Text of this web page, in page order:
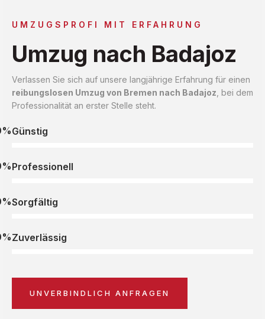
UMZUGSPROFI MIT ERFAHRUNG
Umzug nach Badajoz
Verlassen Sie sich auf unsere langjährige Erfahrung für einen
reibungslosen Umzug von Bremen nach Badajoz , bei dem
Professionalität an erster Stelle steht.
Günstig
Professionell
Sorgfältig
Zuverlässig
UNVERBINDLICH ANFRAGEN